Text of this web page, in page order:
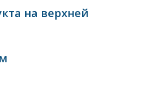
на верхней